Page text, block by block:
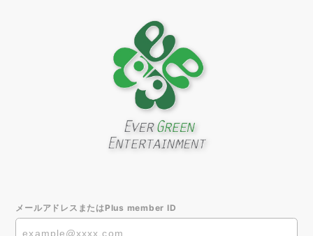
メールアドレスまたはPlus member ID